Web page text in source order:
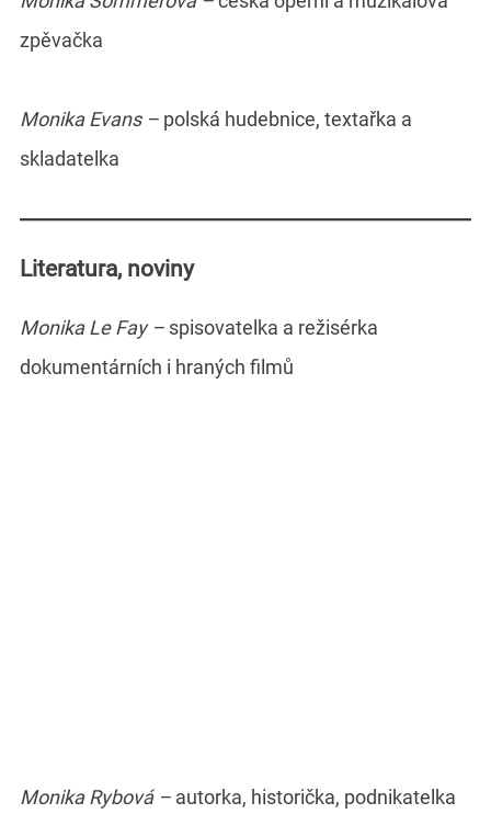
zpěvačka
Monika Evans – polská hudebnice, textařka a
skladatelka
Literatura, noviny
Monika Le Fay – spisovatelka a režisérka
dokumentárních i hraných filmů
Monika Rybová – autorka, historička, podnikatelka